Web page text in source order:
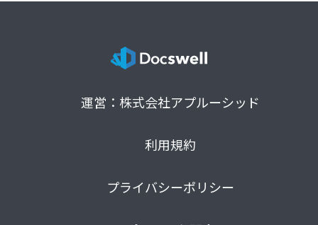
運営：株式会社アプルーシッド
利用規約
プライバシーポリシー